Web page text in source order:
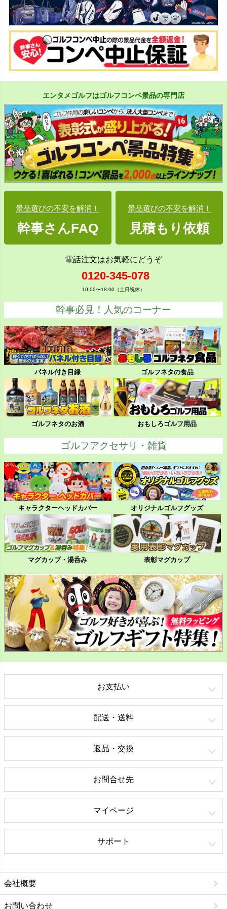
エンタメゴルフはゴルフコンペ景品の専門店
景品選びの不安を解消！
幹事さんFAQ
景品選びの不安を解消！
見積もり依頼
電話注文はお気軽にどうぞ
0120-345-078
10:00〜18:00（土日祝休）
幹事必見！人気のコーナー
パネル付き目録 ゴルフネタの食品
ゴルフネタのお酒 おもしろゴルフ用品
ゴルフアクセサリ・雑貨
キャラクターヘッドカバー オリジナルゴルフグッズ
マグカップ・湯呑み 表彰マグカップ
お支払い
配送・送料
返品・交換
お問合せ先
マイページ
サポート
会社概要
お問い合わせ